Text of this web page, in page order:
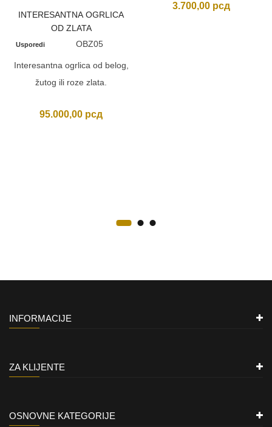
INTERESANTNA OGRLICA
OD ZLATA
Usporedi OBZ05
Interesantna ogrlica od belog,
žutog ili roze zlata.
95.000,00 рсд
3.700,00 рсд
INFORMACIJE
ZA KLIJENTE
OSNOVNE KATEGORIJE